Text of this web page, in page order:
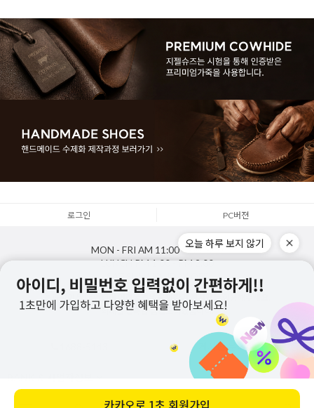
로그인 PC버젼
MON - FRI AM 11:00 - PM 5:00
LUNCHPM 1:00 - PM 2:00
SAT,SUN,HOLIDAY OFF
통화량이 많아 연결이 어려울경우 문의하기 게시판을 이용해주세요.
최대한 신속한 답변드리겠습니다.
게시판 문의하기
오늘 하루 보지 않기
카카오로 1초 회원가입